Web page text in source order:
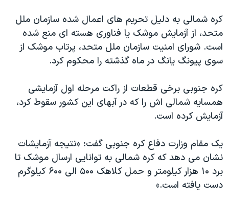
همایش محافظه‌کاران آمریکا «سی‌پک»
صفحه‌های ویژه
سفر پرزیدنت ترامپ به چین
کره شمالی به دلیل تحریم های اعمال شده سازمان ملل
متحد، از آزمایش موشک یا فناوری هسته ای منع شده
است. شورای امنیت سازمان ملل متحد، پرتاب موشک از
سوی پیونگ یانگ در ماه گذشته را محکوم کرد.
کره جنوبی برخی قطعات از راکت مرحله اول آزمایشی
همسایه شمالی اش را که در آبهای این کشور سقوط کرد،
آزمایش کرده است.
یک مقام وزارت دفاع کره جنوبی گفت: «نتیجه آزمایشات
نشان می دهد که کره شمالی به توانایی ارسال موشک تا
برد ۱۰ هزار کیلومتر و حمل کلاهک ۵۰۰ الی ۶۰۰ کیلوگرم
دست یافته است.»